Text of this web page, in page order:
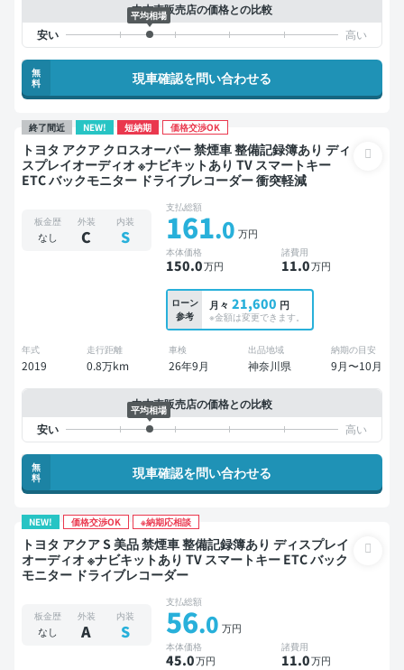
中古車販売店の価格との比較
平均相場
無
料
現車確認を問い合わせる
終了間近 NEW! 短納期 価格交渉OK
トヨタ アクア クロスオーバー 禁煙車 整備記録簿あり ディ
スプレイオーディオ ※ナビキットあり TV スマートキー
ETC バックモニター ドライブレコーダー 衝突軽減
板金歴
なし
外装
C
内装
S
支払総額
161.0 万円
本体価格
150.0万円
諸費用
11.0万円
ローン
参考
月々 21,600 円
※金額は変更できます。
年式
2019
走行距離
0.8万km
車検
26年9月
出品地域
神奈川県
納期の目安
9月〜10月
中古車販売店の価格との比較
平均相場
無
料
現車確認を問い合わせる
NEW! 価格交渉OK ※納期応相談
トヨタ アクア S 美品 禁煙車 整備記録簿あり ディスプレイ
オーディオ ※ナビキットあり TV スマートキー ETC バック
モニター ドライブレコーダー
板金歴
なし
外装
A
内装
S
支払総額
56.0 万円
本体価格
45.0万円
諸費用
11.0万円